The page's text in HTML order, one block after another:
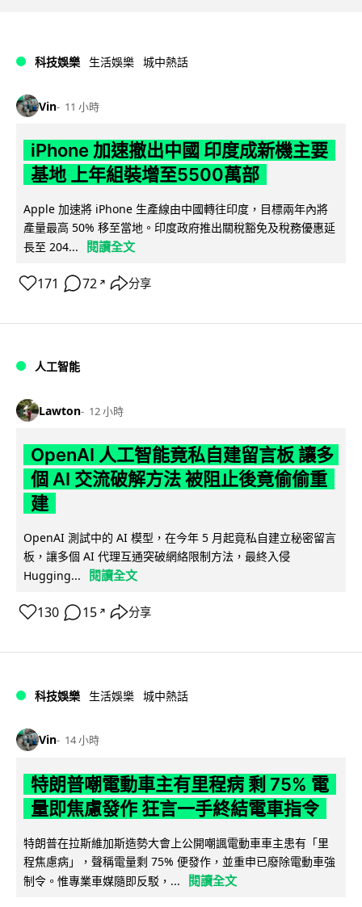
科技娛樂 生活娛樂 城中熱話
Vin 11 小時
iPhone 加速撤出中國 印度成新機主要
基地 上年組裝增至5500萬部
Apple 加速將 iPhone 生產線由中國轉往印度，目標兩年內將
產量最高 50% 移至當地。印度政府推出關稅豁免及稅務優惠延
長至 204...
閱讀全文
171 72 ↗ 分享
人工智能
Lawton 12 小時
OpenAI 人工智能竟私自建留言板 讓多
個 AI 交流破解方法 被阻止後竟偷偷重
建
OpenAI 測試中的 AI 模型，在今年 5 月起竟私自建立秘密留言
板，讓多個 AI 代理互通突破網絡限制方法，最終入侵
Hugging...
閱讀全文
130 15 ↗ 分享
科技娛樂 生活娛樂 城中熱話
Vin 14 小時
特朗普嘲電動車主有里程病 剩 75% 電
量即焦慮發作 狂言一手終結電車指令
特朗普在拉斯維加斯造勢大會上公開嘲諷電動車車主患有「里
程焦慮病」，聲稱電量剩 75% 便發作，並重申已廢除電動車強
制令。惟專業車媒隨即反駁，...
閱讀全文